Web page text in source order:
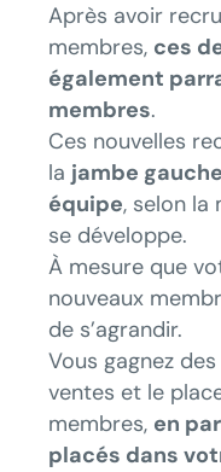
Après avoir
membres, ces
également
membres.
Ces nouvelles
la jambe
équipe, selon la
se développe.
À mesure que
nouveaux
de s’agrandir.
Vous gagnez des
ventes et le
membres, en
placés dans